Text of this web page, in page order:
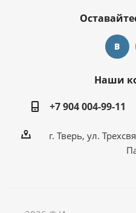
Наши
+7 904 004-99-11
г. Тверь, ул.